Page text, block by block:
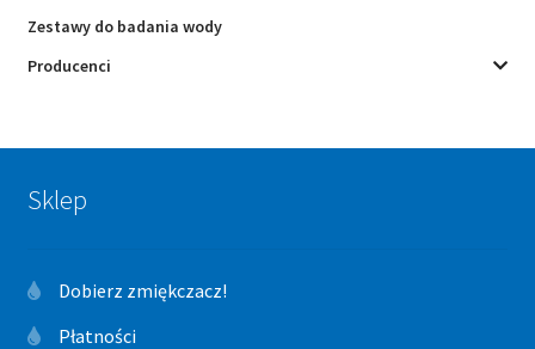
Zestawy do badania wody
Producenci
Sklep
Dobierz zmiękczacz!
Płatności